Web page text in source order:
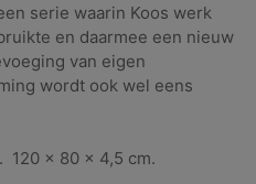
serie waarin Koos werk
en daarmee een nieuw
van eigen
wordt ook wel eens
120 x 80 x 4,5 cm.